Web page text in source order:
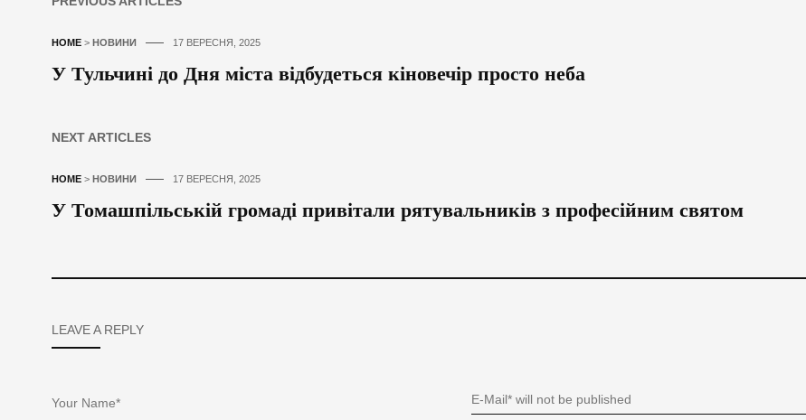
HOME > НОВИНИ 17 ВЕРЕСНЯ, 2025
У Тульчині до Дня міста відбудеться кіновечір просто неба
NEXT ARTICLES
HOME > НОВИНИ 17 ВЕРЕСНЯ, 2025
У Томашпільській громаді привітали рятувальників з професійним святом
LEAVE A REPLY